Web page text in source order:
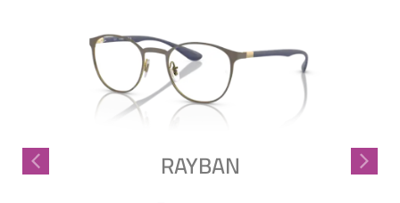
RAYBAN
Frag Kunibert! AI Agent
Hallo, ich bin Kunibert! Wie kann ich Ihnen helfen?